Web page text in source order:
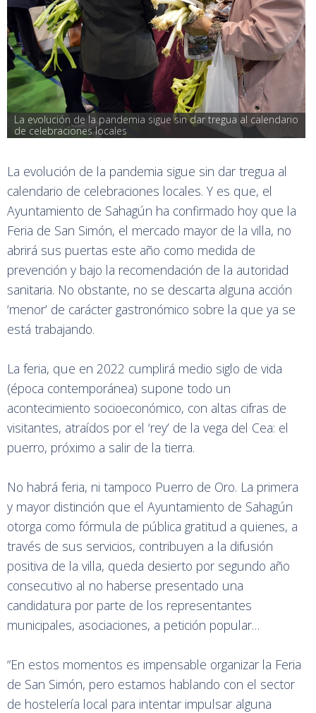
La evolución de la pandemia sigue sin dar tregua al calendario
de celebraciones locales
La evolución de la pandemia sigue sin dar tregua al
calendario de celebraciones locales. Y es que, el
Ayuntamiento de Sahagún ha confirmado hoy que la
Feria de San Simón, el mercado mayor de la villa, no
abrirá sus puertas este año como medida de
prevención y bajo la recomendación de la autoridad
sanitaria. No obstante, no se descarta alguna acción
‘menor’ de carácter gastronómico sobre la que ya se
está trabajando.
La feria, que en 2022 cumplirá medio siglo de vida
(época contemporánea) supone todo un
acontecimiento socioeconómico, con altas cifras de
visitantes, atraídos por el ‘rey’ de la vega del Cea: el
puerro, próximo a salir de la tierra.
No habrá feria, ni tampoco Puerro de Oro. La primera
y mayor distinción que el Ayuntamiento de Sahagún
otorga como fórmula de pública gratitud a quienes, a
través de sus servicios, contribuyen a la difusión
positiva de la villa, queda desierto por segundo año
consecutivo al no haberse presentado una
candidatura por parte de los representantes
municipales, asociaciones, a petición popular…
“En estos momentos es impensable organizar la Feria
de San Simón, pero estamos hablando con el sector
de hostelería local para intentar impulsar alguna